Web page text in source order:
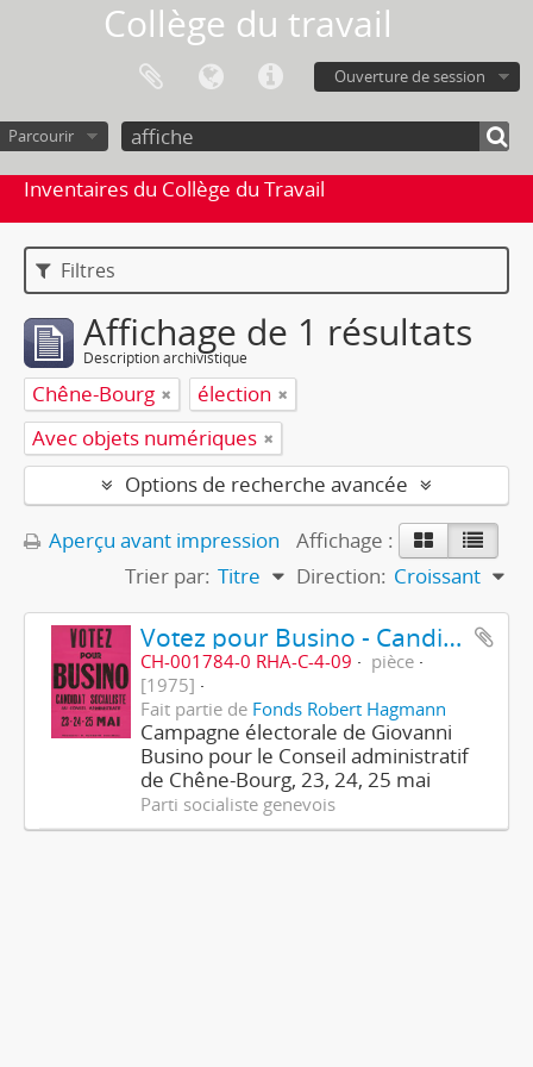
Collège du travail
Ouverture de session
Parcourir
Inventaires du Collège du Travail
Filtres
Affichage de 1 résultats
Description archivistique
Chêne-Bourg
élection
Avec objets numériques
Options de recherche avancée
Aperçu avant impression
Affichage :
Trier par: Titre Direction: Croissant
Votez pour Busino - Candidat socialiste
CH-001784-0 RHA-C-4-09
pièce
[1975]
Fait partie de Fonds Robert Hagmann
Campagne électorale de Giovanni
Busino pour le Conseil administratif
de Chêne-Bourg, 23, 24, 25 mai
Parti socialiste genevois